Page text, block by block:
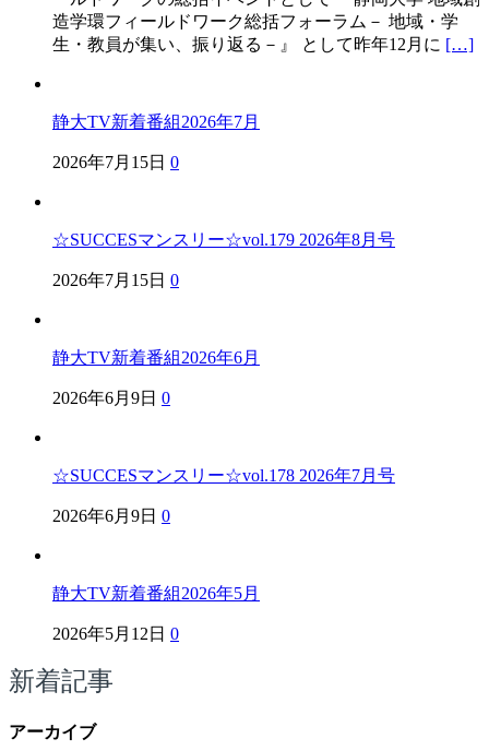
造学環フィールドワーク総括フォーラム－ 地域・学
生・教員が集い、振り返る－』 として昨年12月に […]
静大TV新着番組2026年7月
2026年7月15日 0
☆SUCCESマンスリー☆vol.179 2026年8月号
2026年7月15日 0
静大TV新着番組2026年6月
2026年6月9日 0
☆SUCCESマンスリー☆vol.178 2026年7月号
2026年6月9日 0
静大TV新着番組2026年5月
2026年5月12日 0
新着記事
アーカイブ